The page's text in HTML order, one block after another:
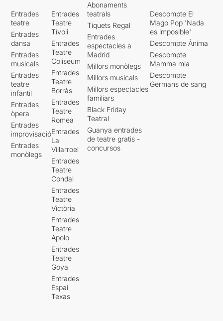
Entrades
teatre
Entrades
dansa
Entrades
musicals
Entrades
teatre
infantil
Entrades
òpera
Entrades
improvisació
Entrades
monòlegs
Entrades
Teatre
Tívoli
Entrades
Teatre
Coliseum
Entrades
Teatre
Borràs
Entrades
Teatre
Romea
Entrades
La
Villarroel
Entrades
Teatre
Condal
Entrades
Teatre
Victòria
Entrades
Teatre
Apolo
Entrades
Teatre
Goya
Entrades
Espai
Texas
Abonaments
teatrals
Tiquets Regal
Entrades
espectacles a
Madrid
Millors monòlegs
Millors musicals
Millors espectacles
familiars
Black Friday
Teatral
Guanya entrades
de teatre gratis -
concursos
Descompte El
Mago Pop 'Nada
es imposible'
Descompte Ànima
Descompte
Mamma mia
Descompte
Germans de sang